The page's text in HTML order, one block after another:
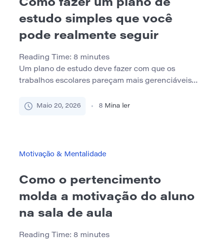
Como fazer um plano de
estudo simples que você
pode realmente seguir
Reading Time: 8 minutes
Um plano de estudo deve fazer com que os
trabalhos escolares pareçam mais gerenciáveis,
planos perfeitos demais para a vida real. Eles
quebra, eles sentem que falharam. Um melhor
Maio 20, 2026 8 Mina ler
Motivação & Mentalidade
Como o pertencimento
molda a motivação do aluno
na sala de aula
Reading Time: 8 minutes